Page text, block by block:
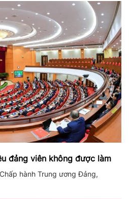
đảng viên không được làm
hành Trung ương Đảng,